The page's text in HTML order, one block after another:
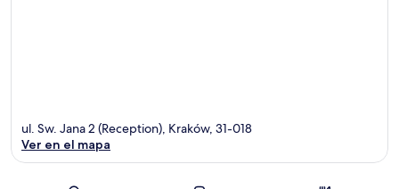
ul. Sw. Jana 2 (Reception), Kraków, 31-018
Ver en el mapa